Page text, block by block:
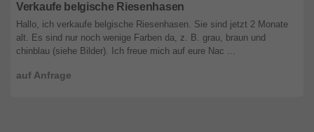
Verkaufe belgische Riesenhasen
auf Anfrage
Hallo, ich verkaufe belgische Riesenhasen. Sie sind jetzt 2 Monate
alt. Es sind nur noch wenige Farben da, z. B. grau, braun und
chinblau (siehe Bilder). Ich freue mich auf eure Nac ...